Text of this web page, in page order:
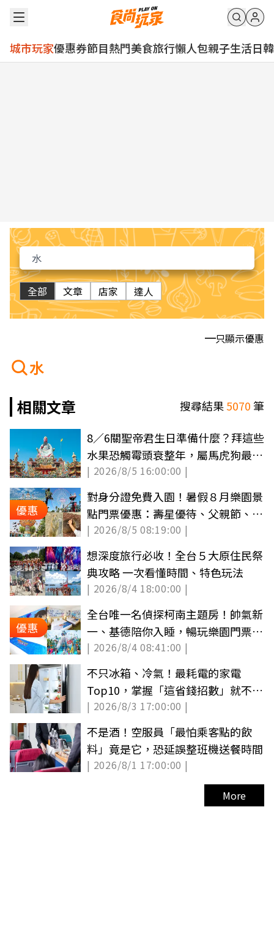
城市玩家優惠券節目熱門美食旅行懶人包親子生活日韓
全部 文章 店家 達人
只顯示優惠
水
相關文章
搜尋結果5070筆
8／6關聖帝君生日準備什麼？拜這些
水果恐觸霉頭衰整年，屬馬虎狗最旺
財
| 2026/8/5 16:00:00 |
優惠
對身分證免費入園！暑假８月樂園景
點門票優惠：壽星優待、父親節、買
一送一
| 2026/8/5 08:19:00 |
想深度旅行必收！全台５大原住民祭
典攻略 一次看懂時間、特色玩法
| 2026/8/4 18:00:00 |
優惠
全台唯一名偵探柯南主題房！帥氣新
一、基德陪你入睡，暢玩樂園門票最
低100元
| 2026/8/4 08:41:00 |
不只冰箱、冷氣！最耗電的家電
Top10，掌握「這省錢招數」就不怕
吃電怪獸
| 2026/8/3 17:00:00 |
不是酒！空服員「最怕乘客點的飲
料」竟是它，恐延誤整班機送餐時間
| 2026/8/1 17:00:00 |
More